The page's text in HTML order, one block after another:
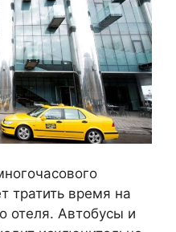
тратить время на
отеля. Автобусы и